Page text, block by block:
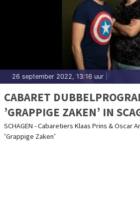
26 september 2022, 13:16 uur
CABARET
’GRAPPIGE ZAKEN’ IN
SCHAGEN - Cabaretiers Klaas Prins & Oscar
’Grappige Zaken’